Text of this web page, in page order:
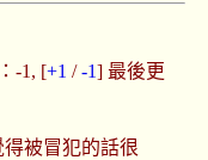
-1, [+1 /-1] 最後更
被冒犯的話很